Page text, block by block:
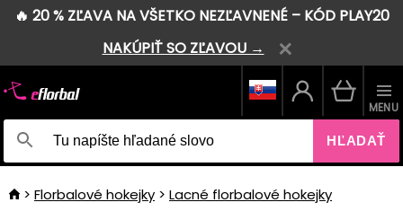
🔥 20 % ZĽAVA NA VŠETKO NEZĽAVNENÉ – KÓD PLAY20
NAKÚPIŤ SO ZĽAVOU →
HĽADAŤ
MENU
Florbalové hokejky Lacné florbalové hokejky